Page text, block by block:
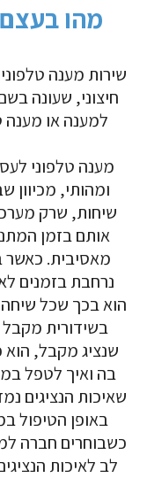
מהו
שירות מענה
חיצוני, שעונה
למענה או מענה
מענה טלפוני
ומהותי, מכיוון
שיחות, שרק
אותם בזמן
מאסיבית. כאשר
נרחבת בזמנים
הוא בכך שכל
בשידורית מקבל
שנציג מקבל, הוא
בה ואיך לטפל
שאיכות הנציגים
באופן הטיפול
כשבוחרים חברה
לב לאיכות